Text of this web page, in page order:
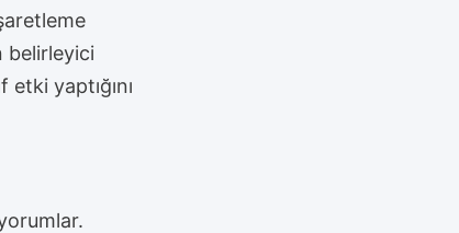
belirleyici
yaptığını